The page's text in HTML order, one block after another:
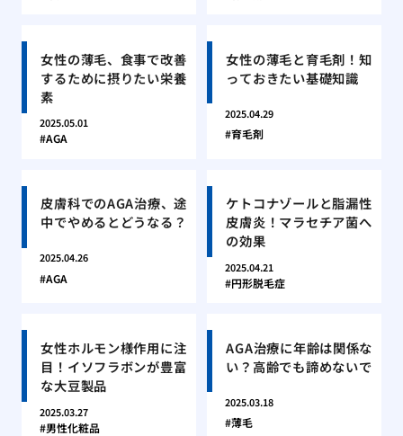
女性の薄毛、食事で改善
するために摂りたい栄養
素
2025.05.01
AGA
女性の薄毛と育毛剤！知
っておきたい基礎知識
2025.04.29
育毛剤
皮膚科でのAGA治療、途
中でやめるとどうなる？
2025.04.26
AGA
ケトコナゾールと脂漏性
皮膚炎！マラセチア菌へ
の効果
2025.04.21
円形脱毛症
女性ホルモン様作用に注
目！イソフラボンが豊富
な大豆製品
2025.03.27
男性化粧品
AGA治療に年齢は関係な
い？高齢でも諦めないで
2025.03.18
薄毛